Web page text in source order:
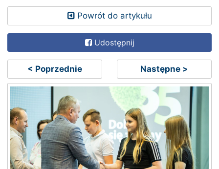
Powrót do artykułu
Udostępnij
< Poprzednie Następne >